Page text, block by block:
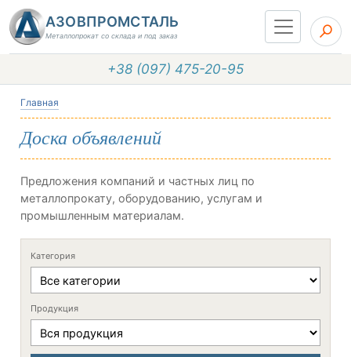
АЗОВПРОМСТАЛЬ
Металлопрокат со склада и под заказ
+38 (097) 475-20-95
Главная
Доска объявлений
Предложения компаний и частных лиц по
металлопрокату, оборудованию, услугам и
промышленным материалам.
Категория
Продукция